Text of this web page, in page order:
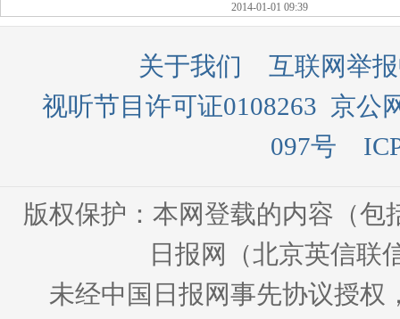
2014-01-01 09:39
关于我们
互联网举
视听节目许可证0108263 京公
097号
版权保护：本网登载的内容（
日报网（北京英信联
未经中国日报网事先协议授权